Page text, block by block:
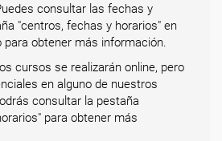
consultar las fechas y
"centros, fechas y horarios" en
obtener más información.
cursos se realizarán online, pero
en alguno de nuestros
consultar la pestaña
para obtener más